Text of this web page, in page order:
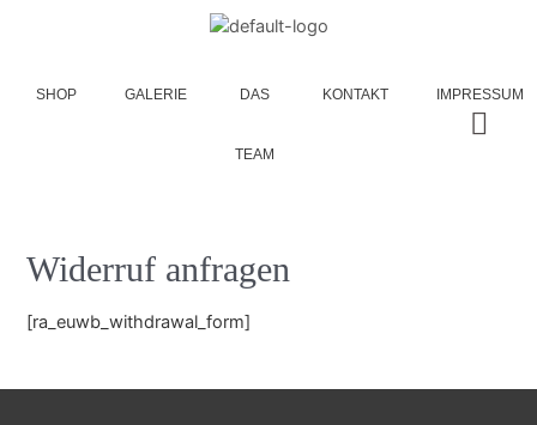
SHOP GALERIE DAS
TEAM
KONTAKT IMPRESSUM
Widerruf anfragen
[ra_euwb_withdrawal_form]